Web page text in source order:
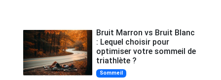
Bruit Marron vs Bruit Blanc
: Lequel choisir pour
optimiser votre sommeil de
triathlète ?
Sommeil